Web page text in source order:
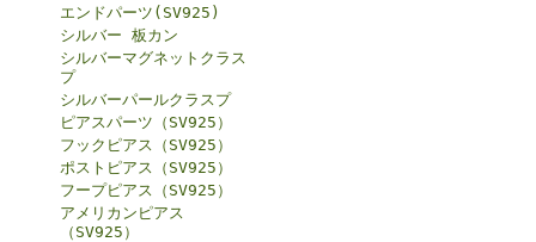
エンドパーツ(SV925)
シルバー 板カン
シルバーマグネットクラス
プ
シルバーパールクラスプ
ピアスパーツ（SV925）
フックピアス（SV925）
ポストピアス（SV925）
フープピアス（SV925）
アメリカンピアス
（SV925）